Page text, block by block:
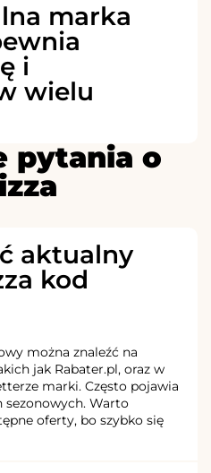
marka
i
wielu
pytania o
aktualny
kod
można znaleźć na
jak Rabater.pl, oraz w
marki. Często pojawia
sezonowych. Warto
oferty, bo szybko się